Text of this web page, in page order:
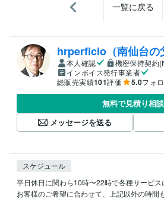
一覧に戻る
hrperficio（南仙台の
本人確認
機密保持契約
インボイス発行事業者
総販売実績101評価 5.0フォ
無料で見積り相談
メッセージを送る
スケジュール
平日休日に関わら10時〜22時で各種サービス
お客様のご希望に合わせて、上記以外の時間